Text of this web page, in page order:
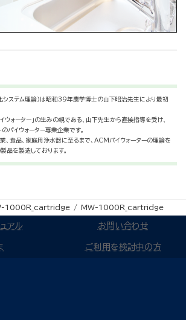
システム理論）は昭和39年農学博士の山下昭治先生により最初
ォーター」の生みの親である、山下先生から直接指導を受け、
パイウォーター専業企業です。
、食品、家庭用浄水器に至るまで、ACMパイウォーターの理論を
品を製造しております。
1000R_cartridge MW-1000R_cartridge
アル お問い合わせ
ご利用を検討中の方